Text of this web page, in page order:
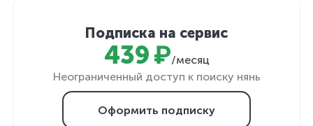
Подписка на сервис
439 ₽/месяц
Неограниченный доступ к поиску нянь
Оформить подписку